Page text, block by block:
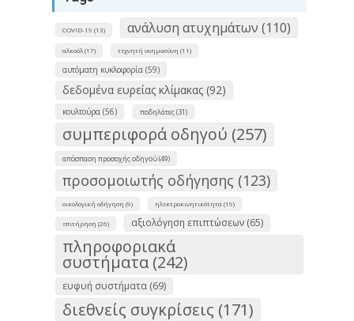
COVID-19 (13) ανάλυση ατυχημάτων (110)
αλκοόλ (17) τεχνητή νοημοσύνη (11)
αυτόματη κυκλοφορία (59)
δεδομένα ευρείας κλίμακας (92)
κουλτούρα (56) ποδηλάτες (31)
συμπεριφορά οδηγού (257)
απόσπαση προσοχής οδηγού (49)
προσομοιωτής οδήγησης (123)
οικολογική οδήγηση (9) ηλεκτροκινητικότητα (19)
επιτήρηση (26) αξιολόγηση επιπτώσεων (65)
πληροφοριακά
συστήματα (242)
ευφυή συστήματα (69)
διεθνείς συγκρίσεις (171)